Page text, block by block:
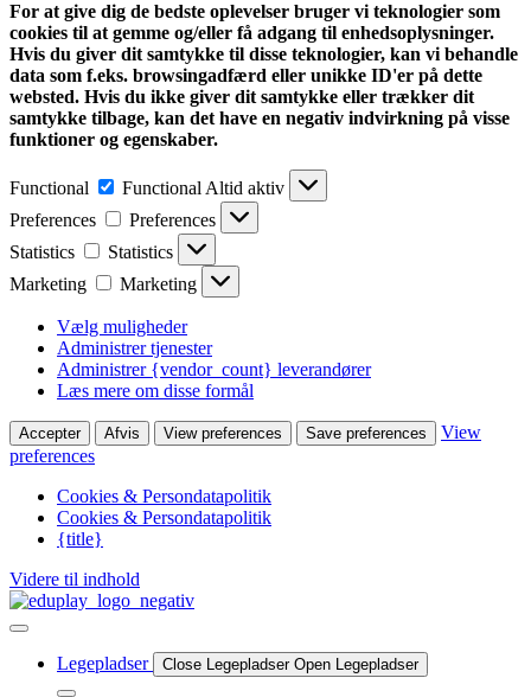
For at give dig de bedste oplevelser bruger vi teknologier som
cookies til at gemme og/eller få adgang til enhedsoplysninger.
Hvis du giver dit samtykke til disse teknologier, kan vi behandle
data som f.eks. browsingadfærd eller unikke ID'er på dette
websted. Hvis du ikke giver dit samtykke eller trækker dit
samtykke tilbage, kan det have en negativ indvirkning på visse
funktioner og egenskaber.
Functional Functional Altid aktiv
Preferences
Preferences
Statistics
Statistics
Marketing
Marketing
Vælg muligheder
Administrer tjenester
Administrer {vendor_count} leverandører
Læs mere om disse formål
Accepter Afvis View preferences Save preferences
View
preferences
Cookies & Persondatapolitik
Cookies & Persondatapolitik
{title}
Videre til indhold
Legepladser Close Legepladser Open Legepladser